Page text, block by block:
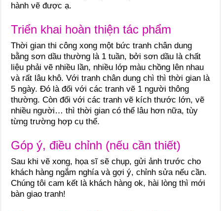
hành vẽ được ạ.
Triển khai hoàn thiện tác phẩm
Thời gian thi công xong một bức tranh chân dung
bằng sơn dầu thường là 1 tuần, bởi sơn dầu là chất
liệu phải vẽ nhiều lần, nhiều lớp màu chồng lên nhau
và rất lâu khô. Với tranh chân dung chì thì thời gian là
5 ngày. Đó là đối với các tranh vẽ 1 người thông
thường. Còn đối với các tranh vẽ kích thước lớn, vẽ
nhiều người… thì thời gian có thể lâu hơn nữa, tùy
từng trường hợp cụ thể.
Góp ý, điều chỉnh (nếu cần thiết)
Sau khi vẽ xong, họa sĩ sẽ chụp, gửi ảnh trước cho
khách hàng ngắm nghía và gợi ý, chỉnh sửa nếu cần.
Chúng tôi cam kết là khách hàng ok, hài lòng thì mới
bàn giao tranh!